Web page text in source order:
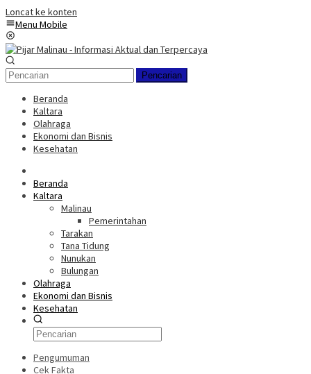
Loncat ke konten
Menu Mobile
Pencarian
Beranda
Kaltara
Olahraga
Ekonomi dan Bisnis
Kesehatan
Beranda
Kaltara
Malinau
Pemerintahan
Tarakan
Tana Tidung
Nunukan
Bulungan
Olahraga
Ekonomi dan Bisnis
Kesehatan
Pengumuman
Cek Fakta